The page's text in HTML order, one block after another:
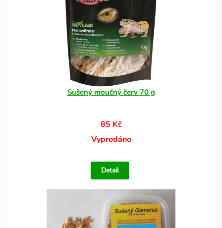
Sušený moučný červ 70 g
85 Kč
Vyprodáno
Detail